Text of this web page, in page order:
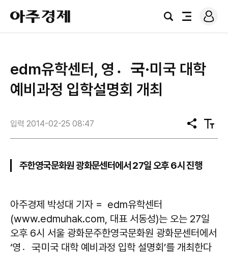
아
주
경
검
전
로
그
​edm유학센터, 영국〮·미국 대학
예비과정 입학설명회 개최
입력 2014-02-25 08:47
공
유
텍
스
주한영국문화원 광화문센터에서 27일 오후 6시 진행
아주경제 박성대 기자 = edm유학센터
(www.edmuhak.com, 대표 서동성)는 오는 27일
오후 6시 서울 광화문주한영국문화원 광화문센터에서
‘영국〮미국 대학 예비과정 입학 설명회’를 개최한다